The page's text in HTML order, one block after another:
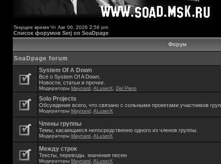
Текущее время Чт Авг 06, 2026 2:56 pm
Список форумов Serj on SoaDpage
Форум
SoaDpage forum
System Of A Down
Всё о System Of A Down.
Новости, статьи и прочее.
Модераторы Maynard ALuserX Del Piero
Solo Projects
Обсуждение всего, что связано с сольными проектами участников
Модераторы Maynard ALuserX
Члены группы
Темы, касающиеся непосредственно одного из членов группы.
Модераторы Maynard ALuserX
Между строк
Тексты, переводы. значения песен
Модераторы Maynard ALuserX